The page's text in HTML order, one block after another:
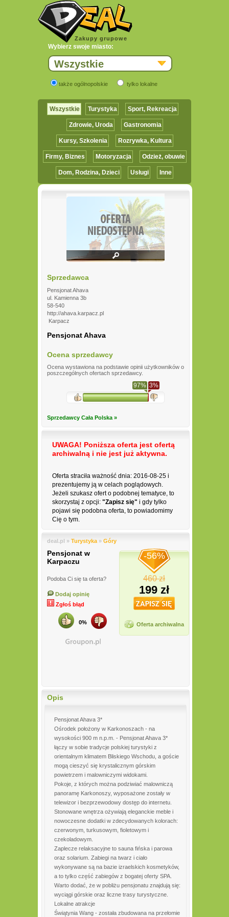
Zakupy grupowe
Wybierz swoje miasto:
Wszystkie
także ogólnopolskie tylko lokalne
Wszystkie Turystyka Sport, Rekreacja
Zdrowie, Uroda Gastronomia
Kursy, Szkolenia Rozrywka, Kultura
Firmy, Biznes Motoryzacja Odzież, obuwie
Dom, Rodzina, Dzieci Usługi Inne
Sprzedawca
Pensjonat Ahava
ul. Kamienna 3b
58-540
http://ahava.karpacz.pl
Karpacz
Pensjonat Ahava
Ocena sprzedawcy
Ocena wystawiona na podstawie opinii użytkowników o
poszczególnych ofertach sprzedawcy.
97% 3%
Sprzedawcy Cała Polska »
UWAGA! Poniższa oferta jest ofertą
archiwalną i nie jest już aktywna.
Oferta straciła ważność dnia: 2016-08-25 i
prezentujemy ją w celach poglądowych.
Jeżeli szukasz ofert o podobnej tematyce, to
skorzystaj z opcji: "Zapisz się" i gdy tylko
pojawi się podobna oferta, to powiadomimy
Cię o tym.
deal.pl » Turystyka » Góry
Pensjonat w
Karpaczu
Podoba Ci się ta oferta?
Dodaj opinię
Zgłoś błąd
0%
-56%
460 zł
199 zł
Oferta archiwalna
Opis
Pensjonat Ahava 3*
Ośrodek położony w Karkonoszach - na
wysokości 900 m n.p.m. - Pensjonat Ahava 3*
łączy w sobie tradycje polskiej turystyki z
orientalnym klimatem Bliskiego Wschodu, a goście
mogą cieszyć się krystalicznym górskim
powietrzem i malowniczymi widokami.
Pokoje, z których można podziwiać malowniczą
panoramę Karkonoszy, wyposażone zostały w
telewizor i bezprzewodowy dostęp do internetu.
Stonowane wnętrza ożywiają eleganckie meble i
nowoczesne dodatki w zdecydowanych kolorach:
czerwonym, turkusowym, fioletowym i
czekoladowym.
Zaplecze relaksacyjne to sauna fińska i parowa
oraz solarium. Zabiegi na twarz i ciało
wykonywane są na bazie izraelskich kosmetyków,
a to tylko część zabiegów z bogatej oferty SPA.
Warto dodać, że w pobliżu pensjonatu znajdują się:
wyciągi górskie oraz liczne trasy turystyczne.
Lokalne atrakcje
Świątynia Wang - została zbudowana na przełomie